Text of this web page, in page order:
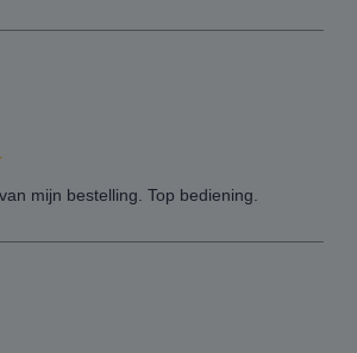
mijn bestelling. Top bediening.